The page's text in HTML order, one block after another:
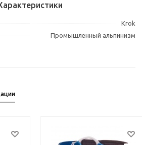
Krok
Промышленный альпинизм